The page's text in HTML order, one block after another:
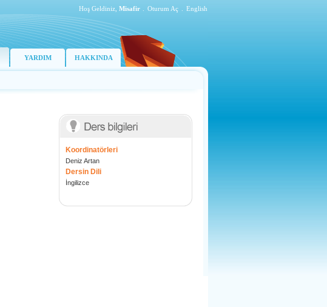
Hoş Geldiniz, Misafir Oturum Aç English
YARDIM HAKKINDA
Koordinatörleri
Deniz Artan
Dersin Dili
İngilizce